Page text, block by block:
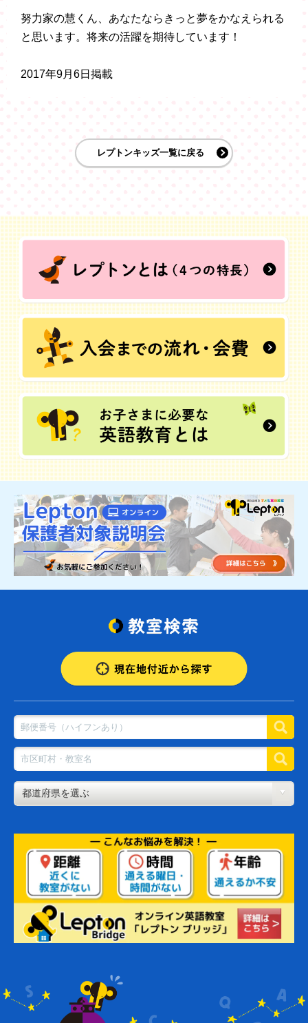
努力家の慧くん、あなたならきっと夢をかなえられる
と思います。将来の活躍を期待しています！
2017年9月6日掲載
レプトンキッズ一覧に戻る